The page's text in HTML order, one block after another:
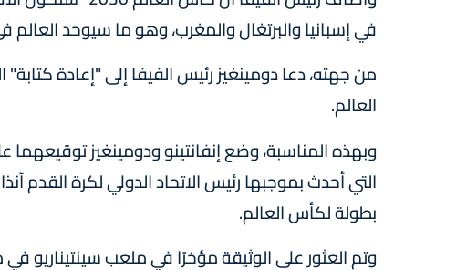
في إسبانيا والبرتغال والمغرب، وهو ما سيوحد العالم
من جهته، دعا دومينغيز رئيس الفيفا إلى "إعادة
العالم.
وبهذه المناسبة، وضع إنفانتينو ودومينغيز توقيعهما
التي أحدث بموجبها رئيس الاتحاد الدولي لكرة القدم
بطولة لكأس العالم.